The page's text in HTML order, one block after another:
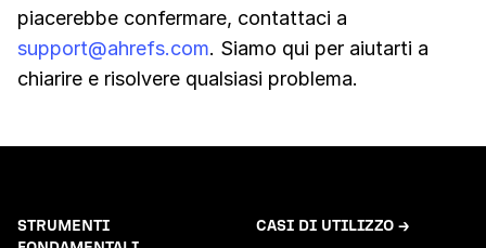
piacerebbe confermare, contattaci a
support@ahrefs.com. Siamo qui per aiutarti a
chiarire e risolvere qualsiasi problema.
STRUMENTI
CASI DI UTILIZZO →